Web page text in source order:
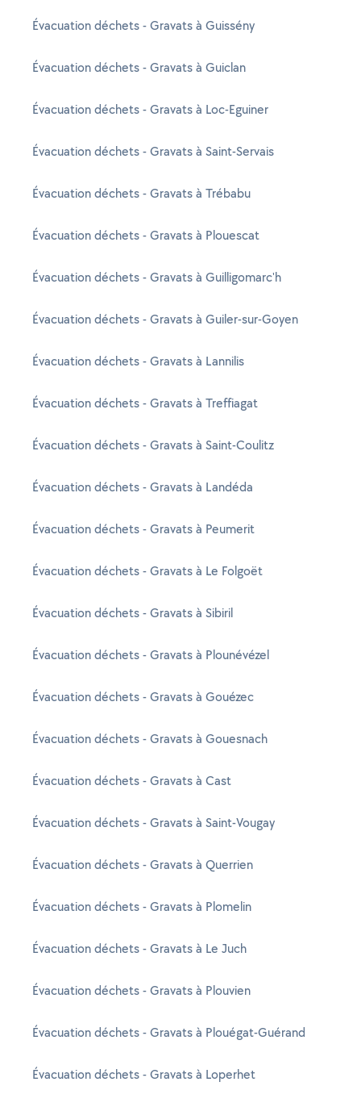
Évacuation déchets - Gravats à Guissény
Évacuation déchets - Gravats à Guiclan
Évacuation déchets - Gravats à Loc-Eguiner
Évacuation déchets - Gravats à Saint-Servais
Évacuation déchets - Gravats à Trébabu
Évacuation déchets - Gravats à Plouescat
Évacuation déchets - Gravats à Guilligomarc'h
Évacuation déchets - Gravats à Guiler-sur-Goyen
Évacuation déchets - Gravats à Lannilis
Évacuation déchets - Gravats à Treffiagat
Évacuation déchets - Gravats à Saint-Coulitz
Évacuation déchets - Gravats à Landéda
Évacuation déchets - Gravats à Peumerit
Évacuation déchets - Gravats à Le Folgoët
Évacuation déchets - Gravats à Sibiril
Évacuation déchets - Gravats à Plounévézel
Évacuation déchets - Gravats à Gouézec
Évacuation déchets - Gravats à Gouesnach
Évacuation déchets - Gravats à Cast
Évacuation déchets - Gravats à Saint-Vougay
Évacuation déchets - Gravats à Querrien
Évacuation déchets - Gravats à Plomelin
Évacuation déchets - Gravats à Le Juch
Évacuation déchets - Gravats à Plouvien
Évacuation déchets - Gravats à Plouégat-Guérand
Évacuation déchets - Gravats à Loperhet